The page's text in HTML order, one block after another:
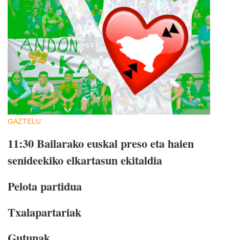
GAZTELU
11:30 Bailarako euskal preso eta haien
senideekiko elkartasun ekitaldia
Pelota partidua
Txalapartariak